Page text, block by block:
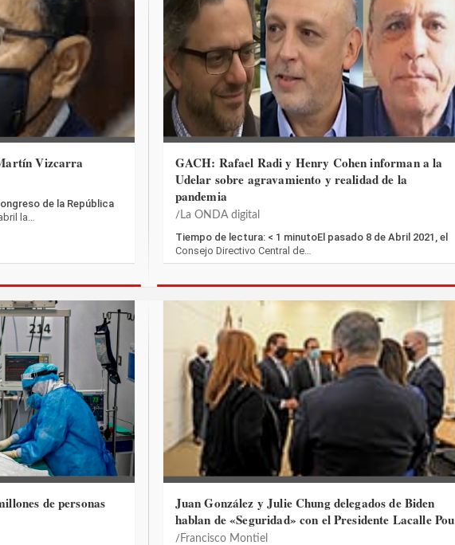
Vizcarra
de la República
la…
GACH: Rafael Radi y Henry Cohen informan a la
Udelar sobre agravamiento y realidad de la
pandemia
La ONDA digital
Tiempo de lectura: < 1 minutoEl pasado 8 de Abril 2021, el
Consejo Directivo Central de…
de personas
Juan González y Julie Chung delegados de Biden
hablan de «Seguridad» con el Presidente Lacalle Pou
Francisco Montiel